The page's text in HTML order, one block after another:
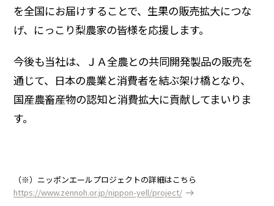
を全国にお届けすることで、生果の販売拡大につな
げ、にっこり梨農家の皆様を応援します。
今後も当社は、ＪＡ全農との共同開発製品の販売を
通じて、日本の農業と消費者を結ぶ架け橋となり、
国産農畜産物の認知と消費拡大に貢献してまいりま
す。
（※）ニッポンエールプロジェクトの詳細はこちら
https://www.zennoh.or.jp/nippon-yell/project/